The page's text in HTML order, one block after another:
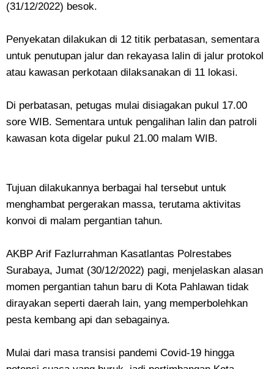
(31/12/2022) besok.
Penyekatan dilakukan di 12 titik perbatasan, sementara
untuk penutupan jalur dan rekayasa lalin di jalur protokol
atau kawasan perkotaan dilaksanakan di 11 lokasi.
Di perbatasan, petugas mulai disiagakan pukul 17.00
sore WIB. Sementara untuk pengalihan lalin dan patroli
kawasan kota digelar pukul 21.00 malam WIB.
Tujuan dilakukannya berbagai hal tersebut untuk
menghambat pergerakan massa, terutama aktivitas
konvoi di malam pergantian tahun.
AKBP Arif Fazlurrahman Kasatlantas Polrestabes
Surabaya, Jumat (30/12/2022) pagi, menjelaskan alasan
momen pergantian tahun baru di Kota Pahlawan tidak
dirayakan seperti daerah lain, yang memperbolehkan
pesta kembang api dan sebagainya.
Mulai dari masa transisi pandemi Covid-19 hingga